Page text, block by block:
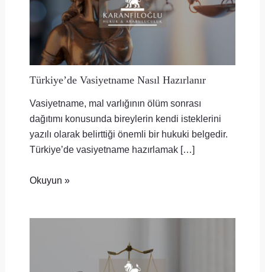
Türkiye’de Vasiyetname Nasıl Hazırlanır
Vasiyetname, mal varlığının ölüm sonrası
dağıtımı konusunda bireylerin kendi isteklerini
yazılı olarak belirttiği önemli bir hukuki belgedir.
Türkiye’de vasiyetname hazırlamak […]
Okuyun »